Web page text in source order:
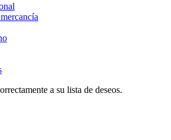
a su lista de deseos.